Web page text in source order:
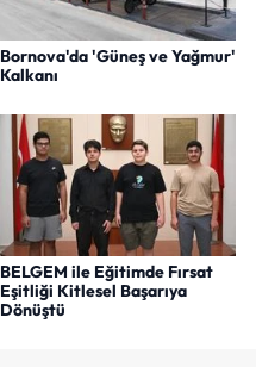
Bornova'da 'Güneş ve Yağmur'
Kalkanı
BELGEM ile Eğitimde Fırsat
Eşitliği Kitlesel Başarıya
Dönüştü